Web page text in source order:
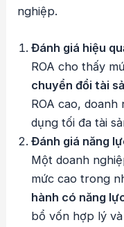
nghiệp.
Đánh giá hiệu
ROA cho thấy
chuyển đổi tài
ROA cao,
dụng tối đa tài
Đánh giá năng
Một doanh
mức cao trong
hành có năng
bổ vốn hợp lý